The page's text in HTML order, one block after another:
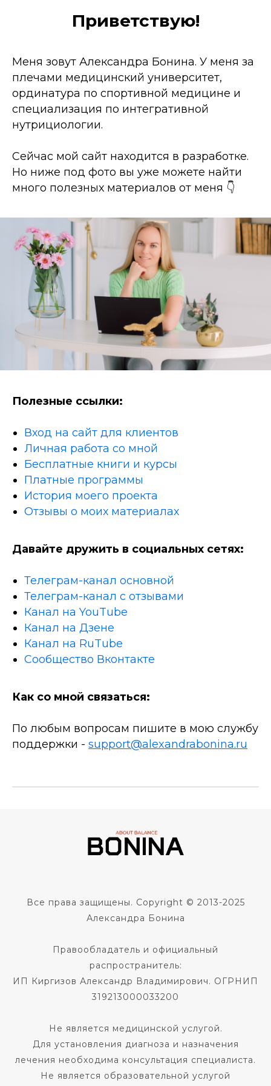
Приветствую!
Меня зовут Александра Бонина. У меня за
плечами медицинский университет,
ординатура по спортивной медицине и
специализация по интегративной
нутрициологии.
Сейчас мой сайт находится в разработке.
Но ниже под фото вы уже можете найти
много полезных материалов от меня 👇
Полезные ссылки:
Вход на сайт для клиентов
Личная работа со мной
Бесплатные книги и курсы
Платные программы
История моего проекта
Отзывы о моих материалах
Давайте дружить в социальных сетях:
Телеграм-канал основной
Телеграм-канал с отзывами
Канал на YouTube
Канал на Дзене
Канал на RuTube
Сообщество Вконтакте
Как со мной связаться:
По любым вопросам пишите в мою службу
поддержки - support@alexandrabonina.ru
Все права защищены. Copyright © 2013-2025
Александра Бонина
Правообладатель и официальный
распространитель:
ИП Киргизов Александр Владимирович. ОГРНИП
319213000033200
Не является медицинской услугой.
Для установления диагноза и назначения
лечения необходима консультация специалиста.
Не является образовательной услугой